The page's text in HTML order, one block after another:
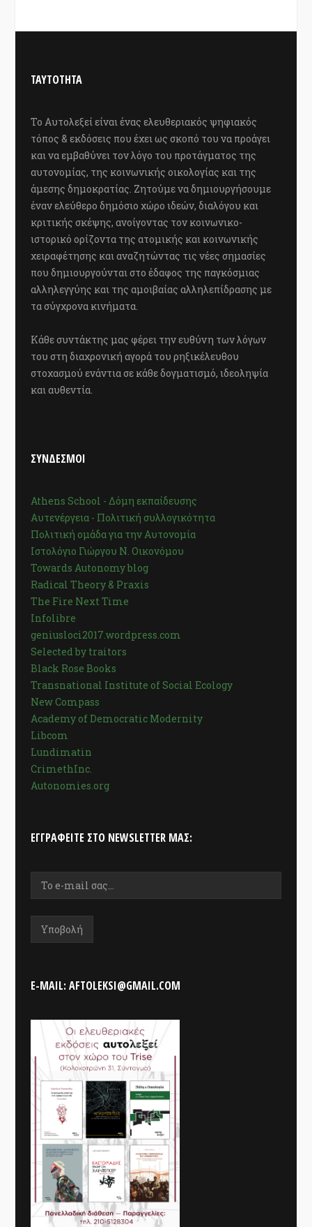
ΤΑΥΤΟΤΗΤΑ
Το Αυτολεξεί είναι ένας ελευθεριακός ψηφιακός
τόπος & εκδόσεις που έχει ως σκοπό του να προάγει
και να εμβαθύνει τον λόγο του προτάγματος της
αυτονομίας, της κοινωνικής οικολογίας και της
άμεσης δημοκρατίας. Ζητούμε να δημιουργήσουμε
έναν ελεύθερο δημόσιο χώρο ιδεών, διαλόγου και
κριτικής σκέψης, ανοίγοντας τον κοινωνικο-
ιστορικό ορίζοντα της ατομικής και κοινωνικής
χειραφέτησης και αναζητώντας τις νέες σημασίες
που δημιουργούνται στο έδαφος της παγκόσμιας
αλληλεγγύης και της αμοιβαίας αλληλεπίδρασης με
τα σύγχρονα κινήματα.
Κάθε συντάκτης μας φέρει την ευθύνη των λόγων
του στη διαχρονική αγορά του ρηξικέλευθου
στοχασμού ενάντια σε κάθε δογματισμό, ιδεοληψία
και αυθεντία.
ΣΥΝΔΕΣΜΟΙ
Athens School - Δόμη εκπαίδευσης
Αυτενέργεια - Πολιτική συλλογικότητα
Πολιτική ομάδα για την Αυτονομία
Ιστολόγιο Γιώργου Ν. Οικονόμου
Towards Autonomy blog
Radical Theory & Praxis
The Fire Next Time
Infolibre
geniusloci2017.wordpress.com
Selected by traitors
Black Rose Books
Transnational Institute of Social Ecology
New Compass
Academy of Democratic Modernity
Libcom
Lundimatin
CrimethInc.
Autonomies.org
ΕΓΓΡΑΦΕΊΤΕ ΣΤΟ NEWSLETTER ΜΑΣ:
E-MAIL: AFTOLEKSI@GMAIL.COM